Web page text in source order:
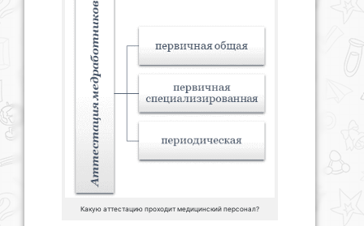
Какую аттестацию проходит медицинский персонал?